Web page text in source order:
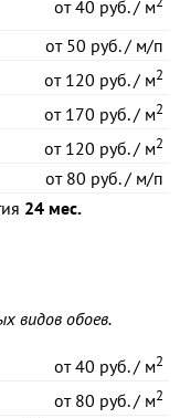
от40 руб. / м
от50 руб. / м/п
от120 руб. / м2
от170 руб. / м2
от120 руб. / м2
от80 руб. / м/п
24 мес.
видов обоев.
от40 руб. / м2
от80 руб. / м2